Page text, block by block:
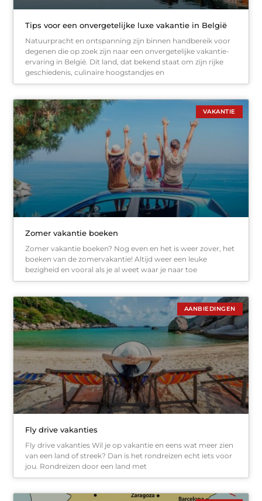
Tips voor een onvergetelijke luxe vakantie in België
Natuurpracht en ontspanning zijn binnen handbereik voor
degenen die op zoek zijn naar een onvergetelijke vakantie-
ervaring in België. Dit land, dat bekend staat om zijn rijke
geschiedenis, culinaire hoogstandjes en
VAKANTIE
Zomer vakantie boeken
Zomer vakantie boeken? Nog even en het is weer zover, het
boeken van de zomervakantie! Altijd weer een leuke
bezigheid en vooral als je al weet waar je naar toe
AANBIEDINGEN
Fly drive vakanties
Fly drive vakanties Wil je op vakantie en eens wat meer zien
van een land of streek? Dan is het rondreizen echt iets voor
jou. Rondreizen door een land met